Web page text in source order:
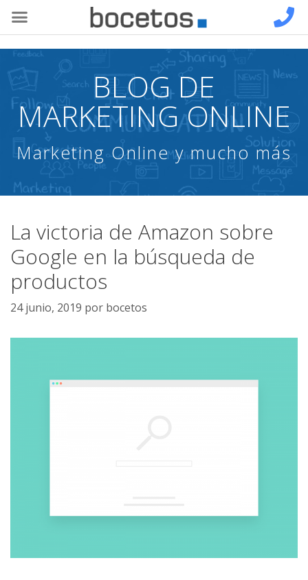
BLOG DE
MARKETING ONLINE
Marketing Online y mucho más
La victoria de Amazon sobre
Google en la búsqueda de
productos
24 junio, 2019 por bocetos